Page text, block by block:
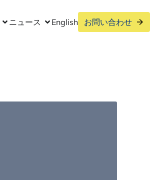
ニュース English お問い合わせ